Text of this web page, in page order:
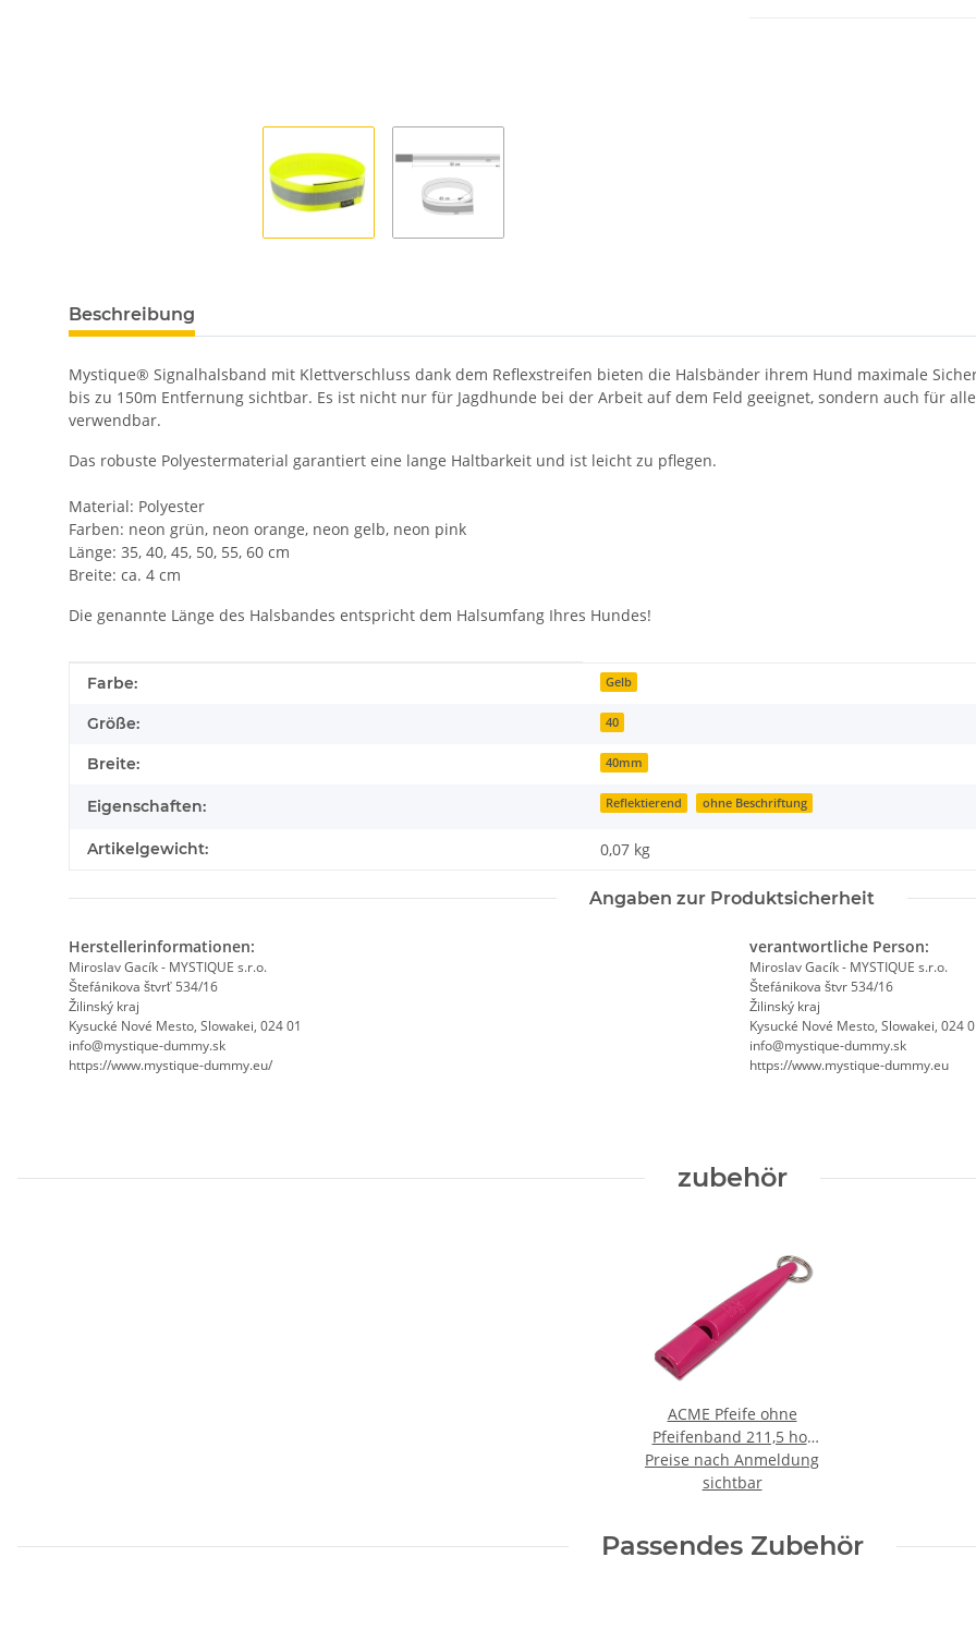
Beschreibung
Mystique® Signalhalsband mit Klettverschluss dank dem Reflexstreifen bieten die Halsbänder ihrem Hund maximale
bis zu 150m Entfernung sichtbar. Es ist nicht nur für Jagdhunde bei der Arbeit auf dem Feld geeignet, sondern auch für
verwendbar.
Das robuste Polyestermaterial garantiert eine lange Haltbarkeit und ist leicht zu pflegen.
Material: Polyester
Farben: neon grün, neon orange, neon gelb, neon pink
Länge: 35, 40, 45, 50, 55, 60 cm
Breite: ca. 4 cm
Die genannte Länge des Halsbandes entspricht dem Halsumfang Ihres Hundes!
Produkteigenschaft
Wert
Farbe: Gelb
Größe: 40
Breite: 40mm
Eigenschaften: Reflektierend ohne Beschriftung
Artikelgewicht: 0,07 kg
Angaben zur Produktsicherheit
Herstellerinformationen:
Miroslav Gacík - MYSTIQUE s.r.o.
Štefánikova štvrť 534/16
Žilinský kraj
Kysucké Nové Mesto, Slowakei, 024 01
info@mystique-dummy.sk
https://www.mystique-dummy.eu/
verantwortliche Person:
Miroslav Gacík - MYSTIQUE s.r.o.
Štefánikova štvr 534/16
Žilinský kraj
Kysucké Nové Mesto, Slowakei, 024
info@mystique-dummy.sk
https://www.mystique-dummy.eu
zubehör
ACME Pfeife ohne
Pfeifenband 211,5 hot
pink
Preise nach Anmeldung
sichtbar
Passendes Zubehör